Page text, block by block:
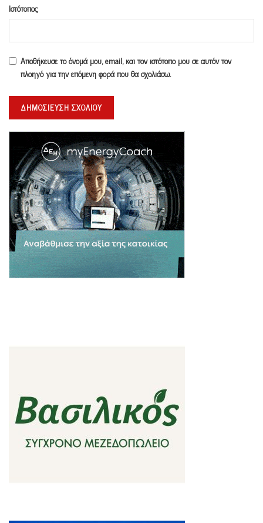
Ιστότοπος
Αποθήκευσε το όνομά μου, email, και τον ιστότοπο μου σε αυτόν τον
πλοηγό για την επόμενη φορά που θα σχολιάσω.